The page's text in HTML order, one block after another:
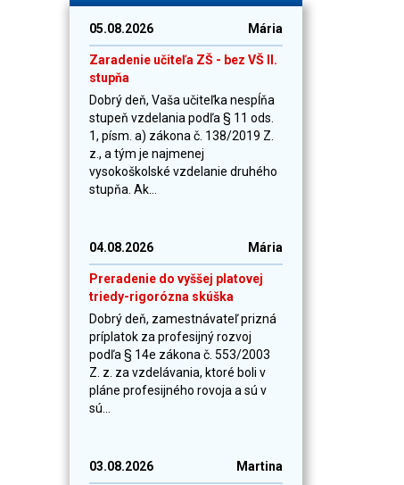
05.08.2026 Mária
Zaradenie učiteľa ZŠ - bez VŠ II.
stupňa
Dobrý deň, Vaša učiteľka nespĺňa
stupeň vzdelania podľa § 11 ods.
1, písm. a) zákona č. 138/2019 Z.
z., a tým je najmenej
vysokoškolské vzdelanie druhého
stupňa. Ak...
04.08.2026 Mária
Preradenie do vyššej platovej
triedy-rigorózna skúška
Dobrý deň, zamestnávateľ prizná
príplatok za profesijný rozvoj
podľa § 14e zákona č. 553/2003
Z. z. za vzdelávania, ktoré boli v
pláne profesijného rovoja a sú v
sú...
03.08.2026 Martina